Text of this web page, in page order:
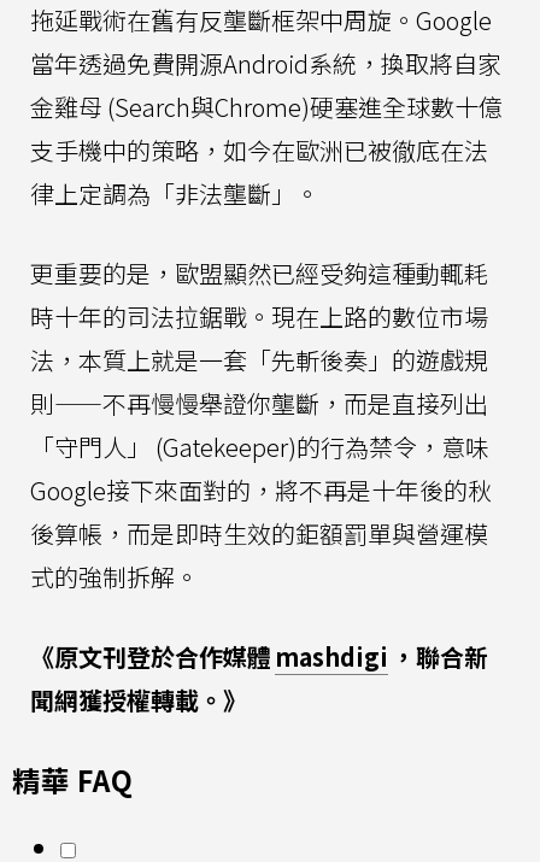
拖延戰術在舊有反壟斷框架中周旋。Google
當年透過免費開源Android系統，換取將自家
金雞母 (Search與Chrome)硬塞進全球數十億
支手機中的策略，如今在歐洲已被徹底在法
律上定調為「非法壟斷」。
更重要的是，歐盟顯然已經受夠這種動輒耗
時十年的司法拉鋸戰。現在上路的數位市場
法，本質上就是一套「先斬後奏」的遊戲規
則——不再慢慢舉證你壟斷，而是直接列出
「守門人」 (Gatekeeper)的行為禁令，意味
Google接下來面對的，將不再是十年後的秋
後算帳，而是即時生效的鉅額罰單與營運模
式的強制拆解。
《原文刊登於合作媒體 mashdigi ，聯合新
聞網獲授權轉載。》
精華 FAQ